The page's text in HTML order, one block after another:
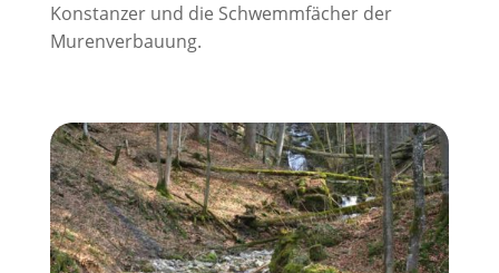
Konstanzer und die Schwemmfächer der
Murenverbauung.